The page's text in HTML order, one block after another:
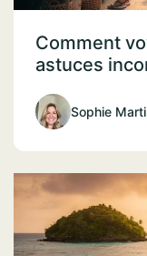
Comment
astuces
Sophie